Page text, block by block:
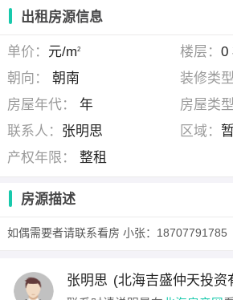
出租房源信息
单价： 元/m2 楼层： 0
朝向：
朝南 装修类型
房屋年代：
年 房屋类型
联系人： 张明思 区域：
产权年限：
整租
房源描述
如偶需要者请联系看房 小张：18707791785
张明思 (北海吉盛仲天投资